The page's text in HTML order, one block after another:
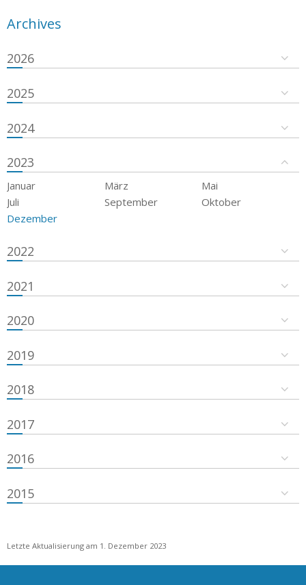
Archives
2026
2025
2024
2023
Januar März
Mai
Juli
September
Oktober
Dezember
2022
2021
2020
2019
2018
2017
2016
2015
Letzte Aktualisierung am 1. Dezember 2023